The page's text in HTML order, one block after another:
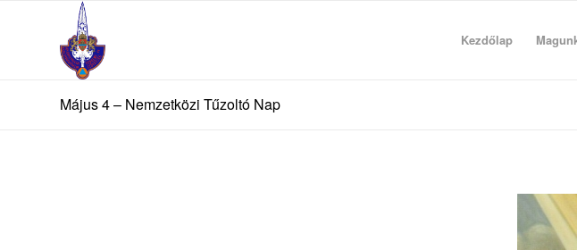
Kezdőlap
Május 4 – Nemzetközi Tűzoltó Nap